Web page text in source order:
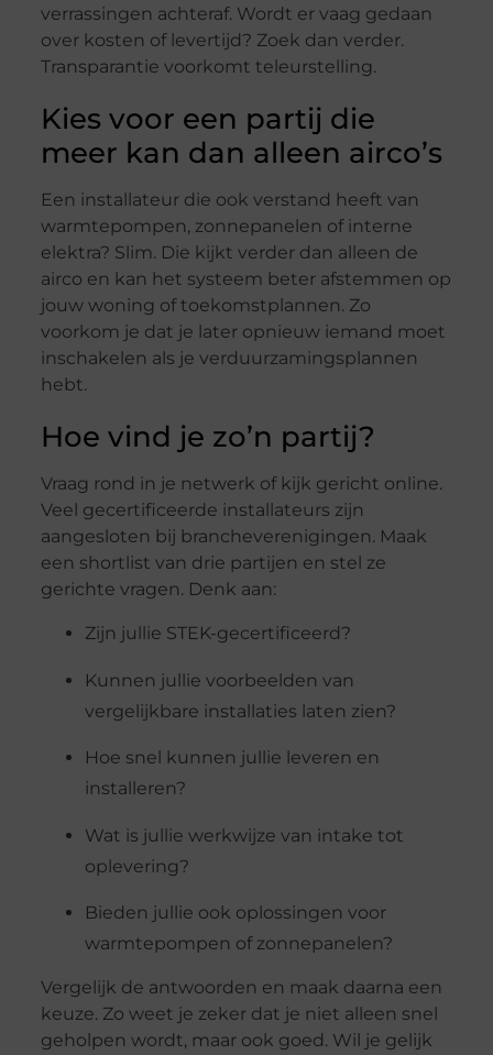
verrassingen achteraf. Wordt er vaag gedaan
over kosten of levertijd? Zoek dan verder.
Transparantie voorkomt teleurstelling.
Kies voor een partij die
meer kan dan alleen airco’s
Een installateur die ook verstand heeft van
warmtepompen, zonnepanelen of interne
elektra? Slim. Die kijkt verder dan alleen de
airco en kan het systeem beter afstemmen op
jouw woning of toekomstplannen. Zo
voorkom je dat je later opnieuw iemand moet
inschakelen als je verduurzamingsplannen
hebt.
Hoe vind je zo’n partij?
Vraag rond in je netwerk of kijk gericht online.
Veel gecertificeerde installateurs zijn
aangesloten bij brancheverenigingen. Maak
een shortlist van drie partijen en stel ze
gerichte vragen. Denk aan:
Zijn jullie STEK-gecertificeerd?
Kunnen jullie voorbeelden van
vergelijkbare installaties laten zien?
Hoe snel kunnen jullie leveren en
installeren?
Wat is jullie werkwijze van intake tot
oplevering?
Bieden jullie ook oplossingen voor
warmtepompen of zonnepanelen?
Vergelijk de antwoorden en maak daarna een
keuze. Zo weet je zeker dat je niet alleen snel
geholpen wordt, maar ook goed. Wil je gelijk